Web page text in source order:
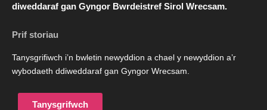
diweddaraf gan Gyngor Bwrdeistref Sirol Wrecsam.
Prif storiau
Tanysgrifiwch i’n bwletin newyddion a chael y newyddion a’r
wybodaeth ddiweddaraf gan Gyngor Wrecsam.
Tanysgrifwch